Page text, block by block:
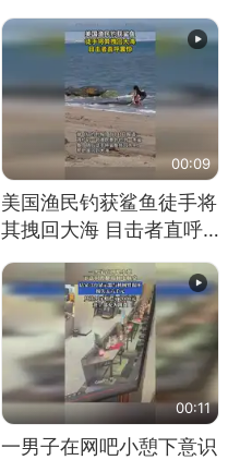
顶跳舞。（新京报）
00:09
美国渔民钓获鲨鱼徒手将
其拽回大海 目击者直呼
震惊 （视频来源：参考
消息）
00:11
一男子在网吧小憩下意识